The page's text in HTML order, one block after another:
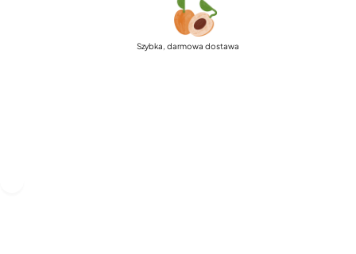
Szybka, darmowa dostawa